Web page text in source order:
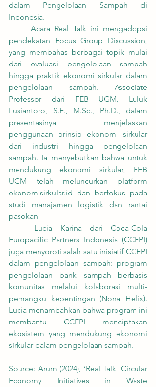
dalam Pengelolaan Sampah di
Indonesia.
pendekatan Focus Group Discussion,
yang membahas berbagai topik mulai
dari evaluasi pengelolaan sampah
hingga praktik ekonomi sirkular dalam
pengelolaan sampah. Associate
Professor dari FEB UGM, Luluk
Lusiantoro, S.E., M.Sc., Ph.D., dalam
presentasinya menjelaskan
penggunaan prinsip ekonomi sirkular
dari industri hingga pengelolaan
sampah. Ia menyebutkan bahwa untuk
mendukung ekonomi sirkular, FEB
UGM telah meluncurkan platform
ekonomisirkular.id dan berfokus pada
studi manajamen logistik dan rantai
pasokan.
Europacific Partners Indonesia (CCEPI)
juga menyoroti salah satu inisiatif CCEPI
dalam pengelolaan sampah: program
pengelolaan bank sampah berbasis
komunitas melalui kolaborasi multi-
pemangku kepentingan (Nona Helix).
Lucia menambahkan bahwa program ini
membantu CCEPI menciptakan
ekosistem yang mendukung ekonomi
sirkular dalam pengelolaan sampah.
Source: Arum (2024), ‘Real Talk: Circular
Economy Initiatives in Waste